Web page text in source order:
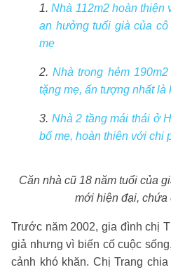
1.Nhà 112m2 hoàn thiện
an hưởng tuổi già của
mẹ
2.Nhà trong hẻm
tặng mẹ, ấn tượng nhất là
3. Nhà 2 tầng mái thái ở
bố mẹ, hoàn thiện với chi
Căn nhà cũ 18 năm tuổi của
mới hiện đại, chứa
Trước năm 2002, gia đình chị
giả nhưng vì biến cố cuộc
cảnh khó khăn. Chị Trang